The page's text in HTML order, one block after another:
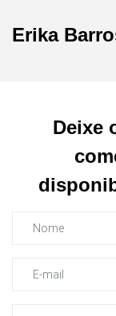
Erika
Deixe